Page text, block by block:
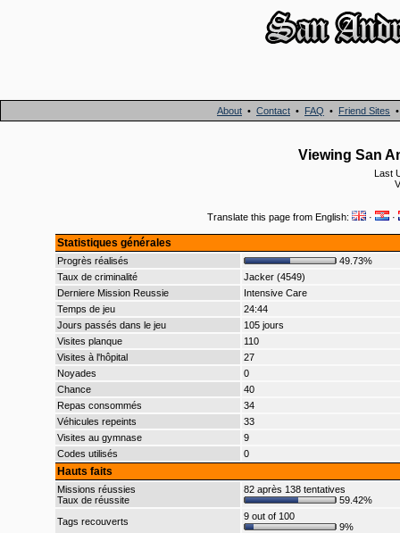
About • Contact • FAQ • Friend Sites
Viewing San
Last
Translate this page from English: · ·
Statistiques générales
Progrès réalisés
49.73%
Taux de criminalité
Jacker (4549)
Derniere Mission Reussie
Intensive Care
Temps de jeu
24:44
Jours passés dans le jeu
105 jours
Visites planque
110
Visites à l'hôpital
27
Noyades
0
Chance
40
Repas consommés
34
Véhicules repeints
33
Visites au gymnase
9
Codes utilisés
0
Hauts faits
Missions réussies
Taux de réussite
82 après 138 tentatives
59.42%
Tags recouverts
9 out of 100
9%